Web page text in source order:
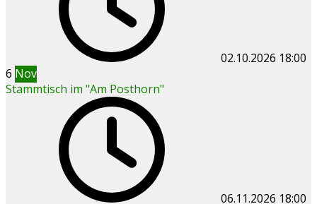
02.10.2026 18:00
6 Nov
Stammtisch im "Am Posthorn"
06.11.2026 18:00